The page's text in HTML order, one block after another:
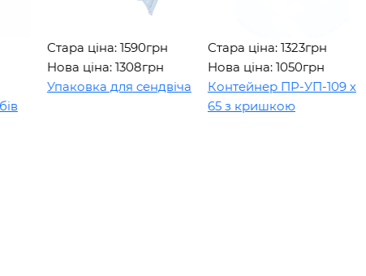
Стара ціна: 1590грн
Нова ціна: 1308грн
Упаковка для сендвіча
Стара ціна: 1323грн
Нова ціна: 1050грн
Контейнер ПР-УП-109 х
65 з кришкою